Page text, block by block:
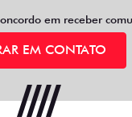
em receber
EM CONTATO